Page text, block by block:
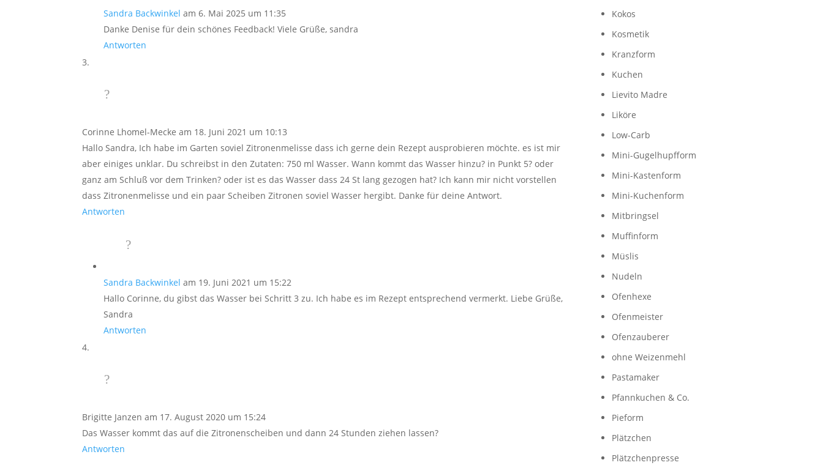
Sandra Backwinkel am 6. Mai 2025 um 11:35
Danke Denise für dein schönes Feedback! Viele Grüße, sandra
Antworten
Corinne Lhomel-Mecke am 18. Juni 2021 um 10:13
Hallo Sandra, Ich habe im Garten soviel Zitronenmelisse dass ich gerne dein Rezept ausprobieren möchte. es ist mir
aber einiges unklar. Du schreibst in den Zutaten: 750 ml Wasser. Wann kommt das Wasser hinzu? in Punkt 5? oder
ganz am Schluß vor dem Trinken? oder ist es das Wasser dass 24 St lang gezogen hat? Ich kann mir nicht vorstellen
dass Zitronenmelisse und ein paar Scheiben Zitronen soviel Wasser hergibt. Danke für deine Antwort.
Antworten
Sandra Backwinkel am 19. Juni 2021 um 15:22
Hallo Corinne, du gibst das Wasser bei Schritt 3 zu. Ich habe es im Rezept entsprechend vermerkt. Liebe Grüße,
Sandra
Antworten
Brigitte Janzen am 17. August 2020 um 15:24
Das Wasser kommt das auf die Zitronenscheiben und dann 24 Stunden ziehen lassen?
Antworten
Kokos
Kosmetik
Kranzform
Kuchen
Lievito Madre
Liköre
Low-Carb
Mini-Gugelhupfform
Mini-Kastenform
Mini-Kuchenform
Mitbringsel
Muffinform
Müslis
Nudeln
Ofenhexe
Ofenmeister
Ofenzauberer
ohne Weizenmehl
Pastamaker
Pfannkuchen & Co.
Pieform
Plätzchen
Plätzchenpresse